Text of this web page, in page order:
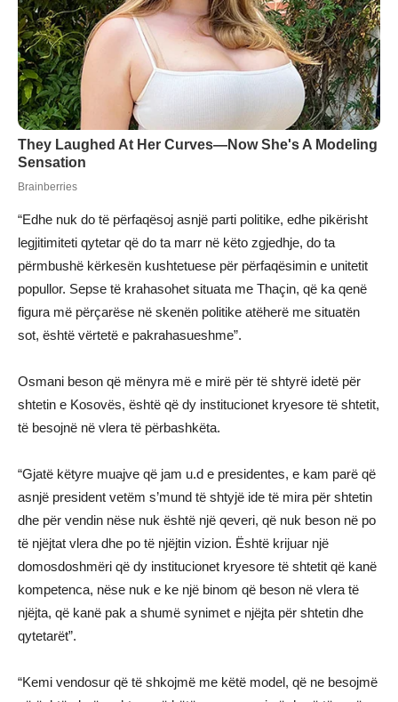
“Edhe nuk do të përfaqësoj asnjë parti politike, edhe pikërisht
legjitimiteti qytetar që do ta marr në këto zgjedhje, do ta
përmbushë kërkesën kushtetuese për përfaqësimin e unitetit
popullor. Sepse të krahasohet situata me Thaçin, që ka qenë
figura më përçarëse në skenën politike atëherë me situatën
sot, është vërtetë e pakrahasueshme”.
Osmani beson që mënyra më e mirë për të shtyrë idetë për
shtetin e Kosovës, është që dy institucionet kryesore të shtetit,
të besojnë në vlera të përbashkëta.
“Gjatë këtyre muajve që jam u.d e presidentes, e kam parë që
asnjë president vetëm s’mund të shtyjë ide të mira për shtetin
dhe për vendin nëse nuk është një qeveri, që nuk beson në po
të njëjtat vlera dhe po të njëjtin vizion. Është krijuar një
domosdoshmëri që dy institucionet kryesore të shtetit që kanë
kompetenca, nëse nuk e ke një binom që beson në vlera të
njëjta, që kanë pak a shumë synimet e njëjta për shtetin dhe
qytetarët”.
“Kemi vendosur që të shkojmë me këtë model, që ne besojmë